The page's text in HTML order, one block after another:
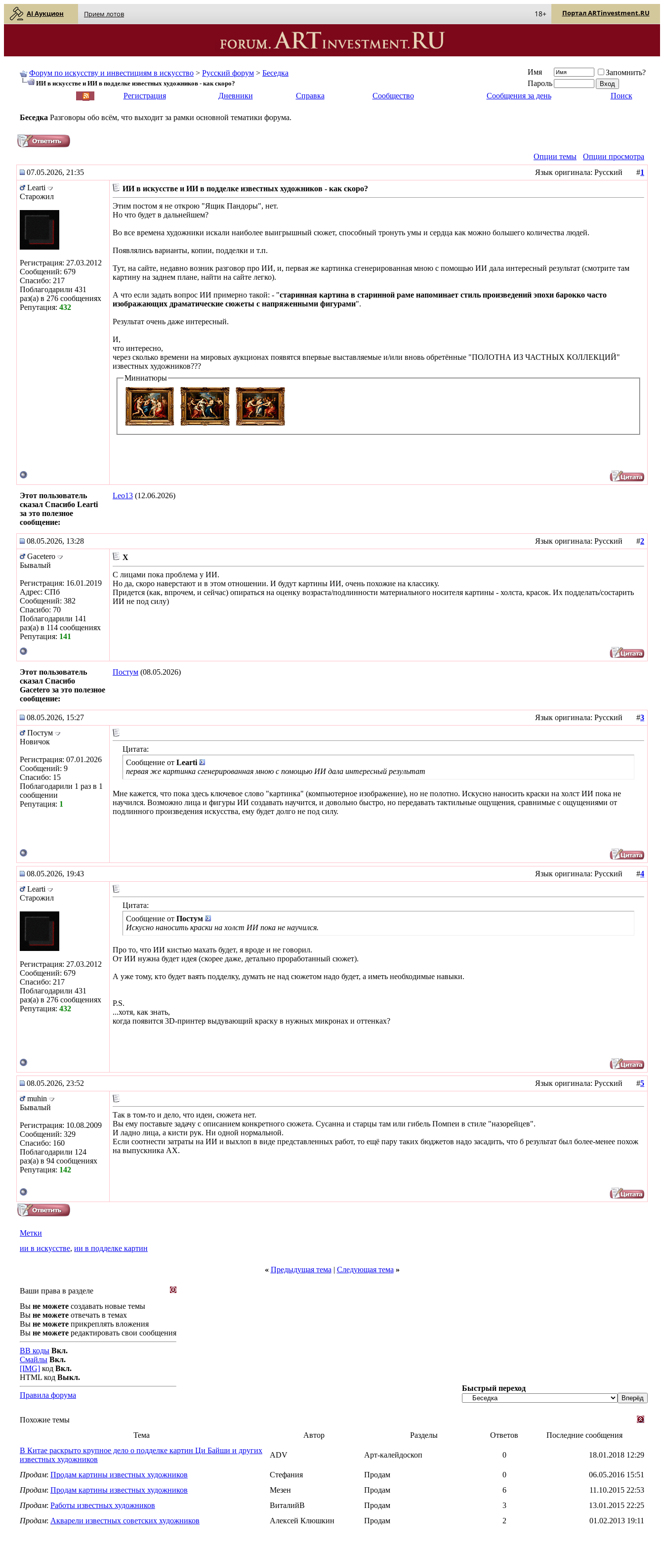
AI Аукцион Прием лотов Портал ARTinvestment.RU
18+
Форум по искусству и инвестициям в искусство > Русский форум > Беседка
ИИ в искусстве и ИИ в подделке известных художников - как скоро?
Имя
Запомнить?
Пароль
Регистрация Дневники Справка Сообщество Сообщения за день Поиск
Беседка Разговоры обо всём, что выходит за рамки основной тематики форума.
Опции темы
Опции просмотра
07.05.2026, 21:35
Язык оригинала: Русский #1
Learti
Старожил
Регистрация: 27.03.2012
Сообщений: 679
Спасибо: 217
Поблагодарили 431
раз(а) в 276 сообщениях
Репутация: 432
ИИ в искусстве и ИИ в подделке известных художников - как скоро?
Этим постом я не открою "Ящик Пандоры", нет.
Но что будет в дальнейшем?
Во все времена художники искали наиболее выигрышный сюжет, способный тронуть умы и сердца как можно большего количества людей.
Появлялись варианты, копии, подделки и т.п.
Тут, на сайте, недавно возник разговор про ИИ, и, первая же картинка сгенерированная мною с помощью ИИ дала интересный результат (смотрите там
картину на заднем плане, найти на сайте легко).
А что если задать вопрос ИИ примерно такой: - "старинная картина в старинной раме напоминает стиль произведений эпохи барокко часто
изображающих драматические сюжеты с напряженными фигурами".
Результат очень даже интересный.
И,
что интересно,
через сколько времени на мировых аукционах появятся впервые выставляемые и/или вновь обретённые "ПОЛОТНА ИЗ ЧАСТНЫХ КОЛЛЕКЦИЙ"
известных художников???
Миниатюры
Этот пользователь
сказал Спасибо Learti
за это полезное
сообщение:
Leo13 (12.06.2026)
08.05.2026, 13:28 Язык оригинала: Русский #2
Gacetero
Бывалый
Регистрация: 16.01.2019
Адрес: СПб
Сообщений: 382
Спасибо: 70
Поблагодарили 141
раз(а) в 114 сообщениях
Репутация: 141
Х
С лицами пока проблема у ИИ.
Но да, скоро наверстают и в этом отношении. И будут картины ИИ, очень похожие на классику.
Придется (как, впрочем, и сейчас) опираться на оценку возраста/подлинности материального носителя картины - холста, красок. Их подделать/состарить
ИИ не под силу)
Этот пользователь
сказал Спасибо
Gacetero за это полезное
сообщение:
Постум (08.05.2026)
08.05.2026, 15:27 Язык оригинала: Русский #3
Постум
Новичок
Регистрация: 07.01.2026
Сообщений: 9
Спасибо: 15
Поблагодарили 1 раз в 1
сообщении
Репутация: 1
Цитата:
Сообщение от Learti
первая же картинка сгенерированная мною с помощью ИИ дала интересный результат
Мне кажется, что пока здесь ключевое слово "картинка" (компьютерное изображение), но не полотно. Искусно наносить краски на холст ИИ пока не
научился. Возможно лица и фигуры ИИ создавать научится, и довольно быстро, но передавать тактильные ощущения, сравнимые с ощущениями от
подлинного произведения искусства, ему будет долго не под силу.
08.05.2026, 19:43 Язык оригинала: Русский #4
Learti
Старожил
Регистрация: 27.03.2012
Сообщений: 679
Спасибо: 217
Поблагодарили 431
раз(а) в 276 сообщениях
Репутация: 432
Цитата:
Сообщение от Постум
Искусно наносить краски на холст ИИ пока не научился.
Про то, что ИИ кистью махать будет, я вроде и не говорил.
От ИИ нужна будет идея (скорее даже, детально проработанный сюжет).
А уже тому, кто будет ваять подделку, думать не над сюжетом надо будет, а иметь необходимые навыки.
P.S.
...хотя, как знать,
когда появится 3D-принтер выдувающий краску в нужных микронах и оттенках?
08.05.2026, 23:52 Язык оригинала: Русский #5
muhin
Бывалый
Регистрация: 10.08.2009
Сообщений: 329
Спасибо: 160
Поблагодарили 124
раз(а) в 94 сообщениях
Репутация: 142
Так в том-то и дело, что идеи, сюжета нет.
Вы ему поставьте задачу с описанием конкретного сюжета. Сусанна и старцы там или гибель Помпеи в стиле "назорейцев".
И ладно лица, а кисти рук. Ни одной нормальной.
Если соотнести затраты на ИИ и выхлоп в виде представленных работ, то ещё пару таких бюджетов надо засадить, что б результат был более-менее похож
на выпускника АХ.
Метки
ии в искусстве, ии в подделке картин
« Предыдущая тема | Следующая тема »
Ваши права в разделе
Вы не можете создавать новые темы
Вы не можете отвечать в темах
Вы не можете прикреплять вложения
Вы не можете редактировать свои сообщения
BB коды Вкл.
Смайлы Вкл.
[IMG] код Вкл.
HTML код Выкл.
Правила форума
Быстрый переход
Похожие темы
Тема
Автор Разделы Ответов
Последние сообщения
В Китае раскрыто крупное дело о подделке картин Ци Байши и других
известных художников
ADV Арт-калейдоскоп 0 18.01.2018 12:29
Продам: Продам картины известных художников Стефания Продам 0 06.05.2016 15:51
Продам: Продам картины известных художников Мезен Продам 6 11.10.2015 22:53
Продам: Работы известных художников ВиталийВ Продам 3 13.01.2015 22:25
Продам: Акварели известных советских художников Алексей Клюшкин Продам 2 01.02.2013 19:11